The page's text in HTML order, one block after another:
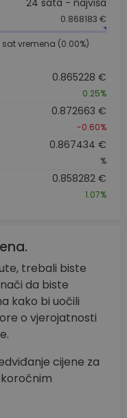
0.868183 €
vremena (0.00%)
0.865228 €
0.25%
0.872663 €
-0.60%
0.867434 €
%
0.858282 €
1.07%
trebali biste
da biste
kako bi uočili
o vjerojatnosti
cijene za